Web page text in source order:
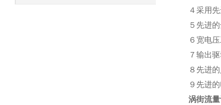
４采用
５先进
６宽电
７输出
８先进
９先进
涡街流